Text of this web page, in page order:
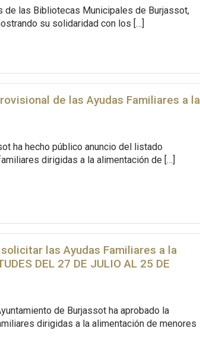
de las Bibliotecas Municipales de Burjassot,
su solidaridad con los […]
de las Ayudas Familiares a la
ha hecho público anuncio del listado
dirigidas a la alimentación de […]
las Ayudas Familiares a la
DEL 27 DE JULIO AL 25 DE
de Burjassot ha aprobado la
dirigidas a la alimentación de menores